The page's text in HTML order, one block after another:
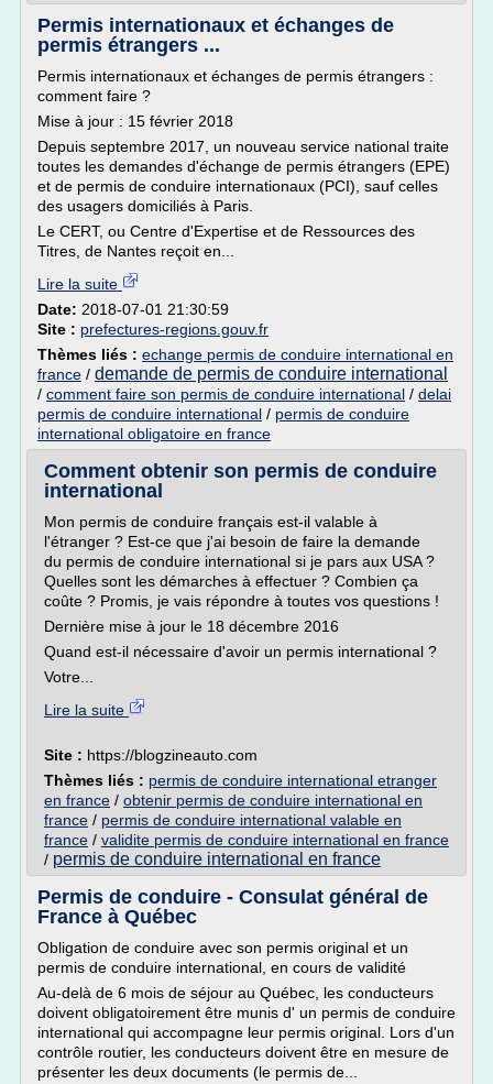
Permis internationaux et échanges de
permis étrangers ...
Permis internationaux et échanges de permis étrangers :
comment faire ?
Mise à jour : 15 février 2018
Depuis septembre 2017, un nouveau service national traite
toutes les demandes d'échange de permis étrangers (EPE)
et de permis de conduire internationaux (PCI), sauf celles
des usagers domiciliés à Paris.
Le CERT, ou Centre d'Expertise et de Ressources des
Titres, de Nantes reçoit en...
Lire la suite
Date: 2018-07-01 21:30:59
Site : prefectures-regions.gouv.fr
Thèmes liés : echange permis de conduire international en
france / demande de permis de conduire international
/ comment faire son permis de conduire international / delai
permis de conduire international / permis de conduire
international obligatoire en france
Comment obtenir son permis de conduire
international
Mon permis de conduire français est-il valable à
l'étranger ? Est-ce que j'ai besoin de faire la demande
du permis de conduire international si je pars aux USA ?
Quelles sont les démarches à effectuer ? Combien ça
coûte ? Promis, je vais répondre à toutes vos questions !
Dernière mise à jour le 18 décembre 2016
Quand est-il nécessaire d'avoir un permis international ?
Votre...
Lire la suite
Site : https://blogzineauto.com
Thèmes liés : permis de conduire international etranger
en france / obtenir permis de conduire international en
france / permis de conduire international valable en
france / validite permis de conduire international en france
/ permis de conduire international en france
Permis de conduire - Consulat général de
France à Québec
Obligation de conduire avec son permis original et un
permis de conduire international, en cours de validité
Au-delà de 6 mois de séjour au Québec, les conducteurs
doivent obligatoirement être munis d' un permis de conduire
international qui accompagne leur permis original. Lors d'un
contrôle routier, les conducteurs doivent être en mesure de
présenter les deux documents (le permis de...